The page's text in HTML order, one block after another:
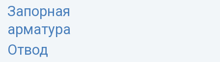
Запорная
арматура
Отвод